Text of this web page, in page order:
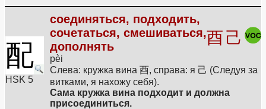
配
HSK 5
соединяться, подходить,
сочетаться, смешиваться,
дополнять
pèi
酉己
Слева: кружка вина 酉, справа: я 己 (Следуя за
витками, я нахожу себя).
Сама кружка вина подходит и должна
присоединиться.